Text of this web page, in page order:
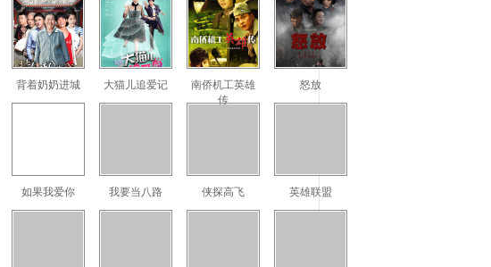
背着奶奶进城 大猫儿追爱记
南侨机工英雄
传
怒放
如果我爱你 我要当八路 侠探高飞 英雄联盟